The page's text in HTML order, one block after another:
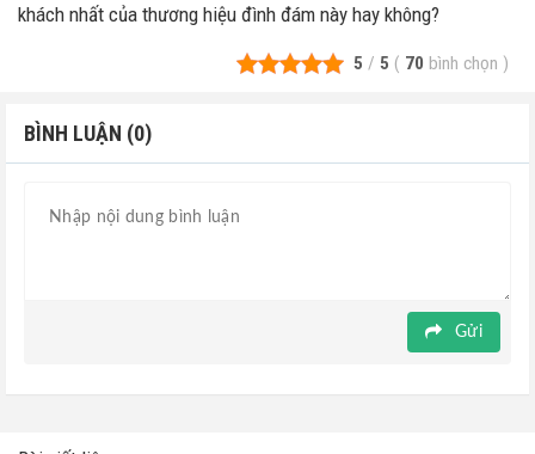
khách nhất của thương hiệu đình đám này hay không?
5 / 5 ( 70 bình chọn )
BÌNH LUẬN (0)
Gửi